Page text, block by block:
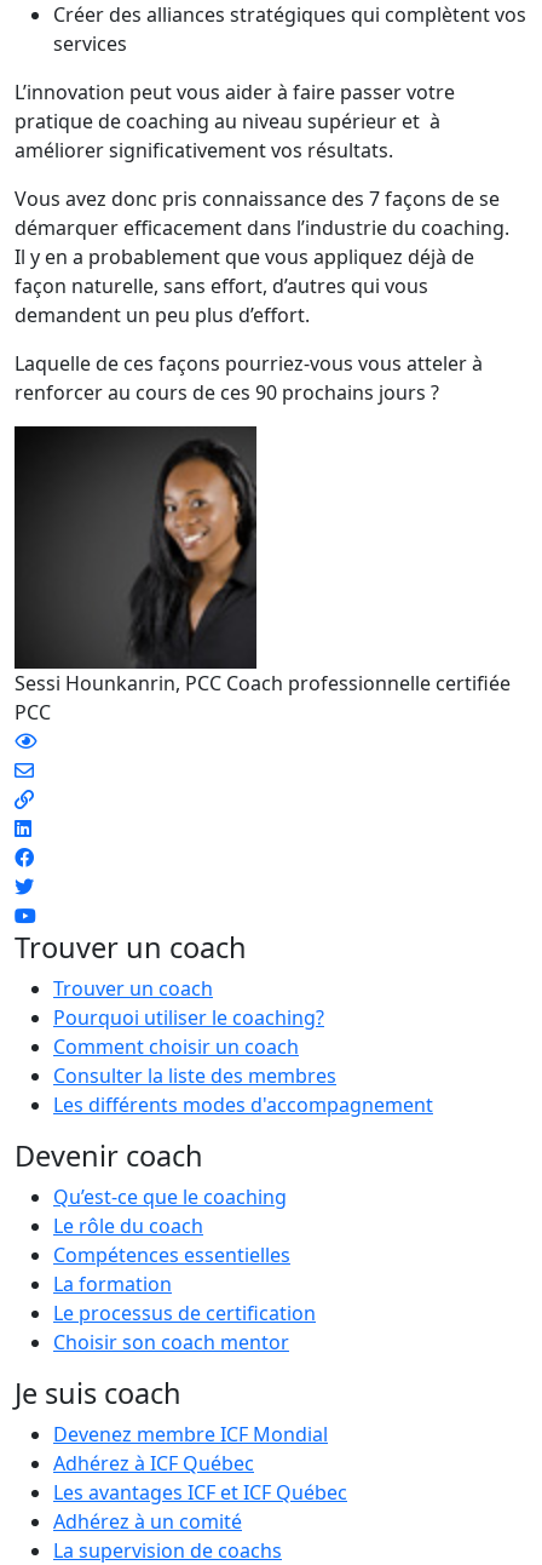
Créer des alliances stratégiques qui complètent vos
services
L’innovation peut vous aider à faire passer votre
pratique de coaching au niveau supérieur et à
améliorer significativement vos résultats.
Vous avez donc pris connaissance des 7 façons de se
démarquer efficacement dans l’industrie du coaching.
Il y en a probablement que vous appliquez déjà de
façon naturelle, sans effort, d’autres qui vous
demandent un peu plus d’effort.
Laquelle de ces façons pourriez-vous vous atteler à
renforcer au cours de ces 90 prochains jours ?
Sessi Hounkanrin, PCC Coach professionnelle certifiée
PCC
Trouver un coach
Trouver un coach
Pourquoi utiliser le coaching?
Comment choisir un coach
Consulter la liste des membres
Les différents modes d'accompagnement
Devenir coach
Qu’est-ce que le coaching
Le rôle du coach
Compétences essentielles
La formation
Le processus de certification
Choisir son coach mentor
Je suis coach
Devenez membre ICF Mondial
Adhérez à ICF Québec
Les avantages ICF et ICF Québec
Adhérez à un comité
La supervision de coachs